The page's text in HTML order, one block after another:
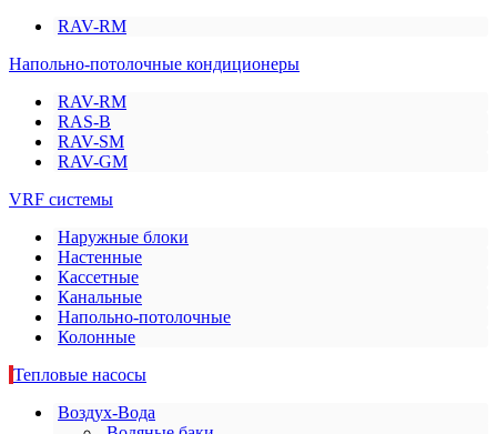
RAV-RM
Напольно-потолочные кондиционеры
RAV-RM
RAS-B
RAV-SM
RAV-GM
VRF системы
Наружные блоки
Настенные
Кассетные
Канальные
Напольно-потолочные
Колонные
Тепловые насосы
Воздух-Вода